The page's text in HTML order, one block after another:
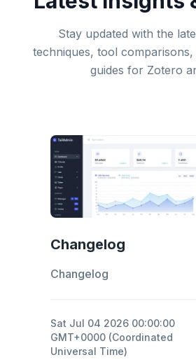
Stay updated with the
techniques, tool
guides for Zotero
Changelog
Changelog
Sat Jul 04 2026 00:00:00
GMT+0000 (Coordinated
Universal Time)